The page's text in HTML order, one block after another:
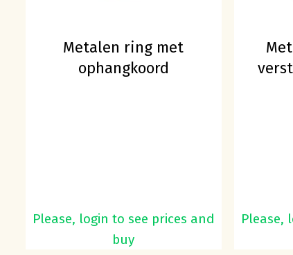
Metalen ring met
ophangkoord
Please, login to see prices and
buy
Please,